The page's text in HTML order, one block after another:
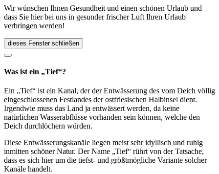
Wir wünschen Ihnen Gesundheit und einen schönen Urlaub und
dass Sie hier bei uns in gesunder frischer Luft Ihren Urlaub
verbringen werden!
dieses Fenster schließen
Was ist ein „Tief“?
Ein „Tief“ ist ein Kanal, der der Entwässerung des vom Deich völlig
eingeschlossenen Festlandes der ostfriesischen Halbinsel dient.
Irgendwie muss das Land ja entwässert werden, da keine
natürlichen Wasserabflüsse vorhanden sein können, welche den
Deich durchlöchern würden.
Diese Entwässerungskanäle liegen meist sehr idyllisch und ruhig
inmitten schöner Natur. Der Name „Tief“ rührt von der Tatsache,
dass es sich hier um die tiefst- und größtmögliche Variante solcher
Kanäle handelt.